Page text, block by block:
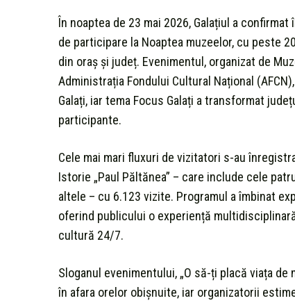
În noaptea de 23 mai 2026, Galațiul a
de participare la Noaptea muzeelor, cu peste
din oraș și județ. Evenimentul, organizat de
Administrația Fondului Cultural Național
Galați, iar tema Focus Galați a transformat
participante.
Cele mai mari fluxuri de vizitatori s-au
Istorie „Paul Păltănea” – care include cele
altele – cu 6.123 vizite. Programul a îmbinat
oferind publicului o experiență
cultură 24/7.
Sloganul evenimentului, „O să-ți placă viața
în afara orelor obișnuite, iar organizatorii